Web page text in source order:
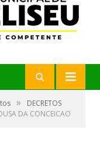
»
DECRETOS
DA CONCEICAO